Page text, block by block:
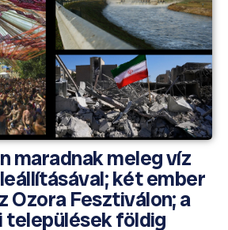
maradnak meleg víz
két ember
Ozora Fesztiválon; a
települések földig